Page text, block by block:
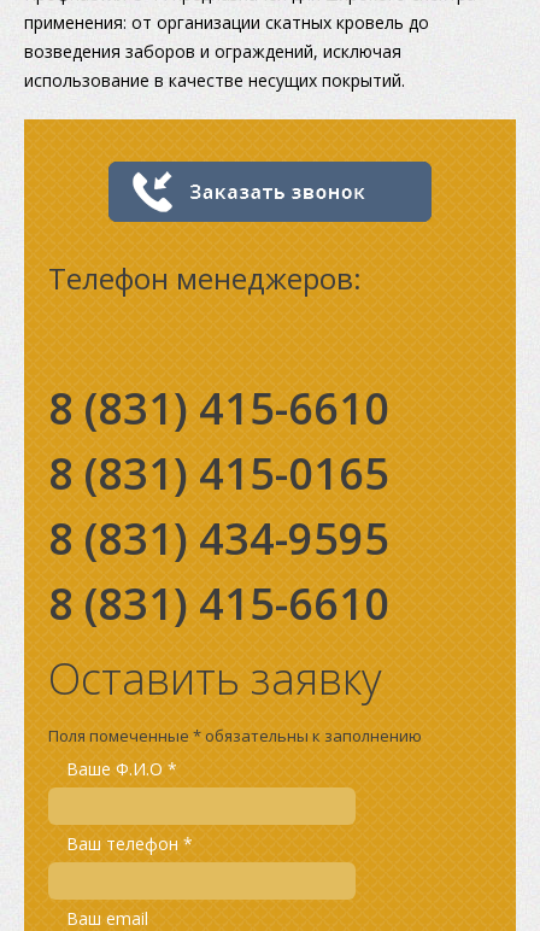
применения: от организации скатных кровель до
возведения заборов и ограждений, исключая
использование в качестве несущих покрытий.
Телефон менеджеров:
8 (831) 415-6610
8 (831) 415-0165
8 (831) 434-9595
8 (831) 415-6610
Оставить заявку
Поля помеченные * обязательны к заполнению
Ваше Ф.И.О *
Ваш телефон *
Ваш email